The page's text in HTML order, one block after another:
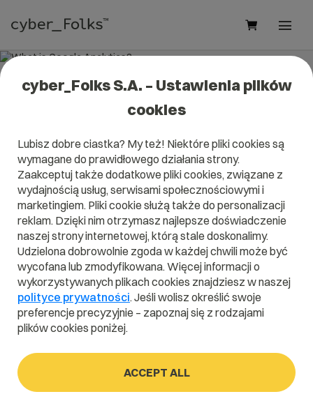
What is Google Analytics?
It will help you better understand what exactly it isGoogle
Analyticsand what is the meaning to you in everyday use.
A B C D E F G H
I
J
K L M N O P Q
R
S
T U V W X Y Z
Home/Dictionary/Analityka/Google Analytics
Google Analytics
cyber_Folks S.A. – Ustawienia plików
cookies
Lubisz dobre ciastka? My też! Niektóre pliki cookies są
wymagane do prawidłowego działania strony.
Zaakceptuj także dodatkowe pliki cookies, związane z
wydajnością usług, serwisami społecznościowymi i
marketingiem. Pliki cookie służą także do personalizacji
reklam. Dzięki nim otrzymasz najlepsze doświadczenie
naszej strony internetowej, którą stale doskonalimy.
Udzielona dobrowolnie zgoda w każdej chwili może być
wycofana lub zmodyfikowana. Więcej informacji o
wykorzystywanych plikach cookies znajdziesz w naszej
polityce prywatności. Jeśli wolisz określić swoje
preferencje precyzyjnie – zapoznaj się z rodzajami
plików cookies poniżej.
ACCEPT ALL